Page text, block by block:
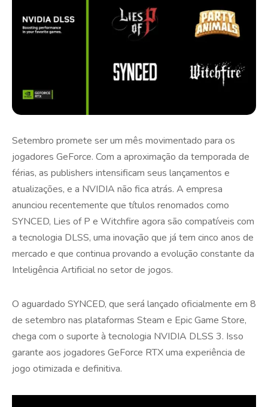
Setembro promete ser um mês movimentado para os
jogadores GeForce. Com a aproximação da temporada de
férias, as publishers intensificam seus lançamentos e
atualizações, e a NVIDIA não fica atrás. A empresa
anunciou recentemente que títulos renomados como
SYNCED, Lies of P e Witchfire agora são compatíveis com
a tecnologia DLSS, uma inovação que já tem cinco anos de
mercado e que continua provando a evolução constante da
Inteligência Artificial no setor de jogos.
O aguardado SYNCED, que será lançado oficialmente em 8
de setembro nas plataformas Steam e Epic Game Store,
chega com o suporte à tecnologia NVIDIA DLSS 3. Isso
garante aos jogadores GeForce RTX uma experiência de
jogo otimizada e definitiva.